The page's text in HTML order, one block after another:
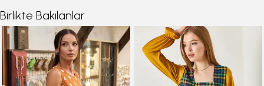
Birlikte Bakılanlar